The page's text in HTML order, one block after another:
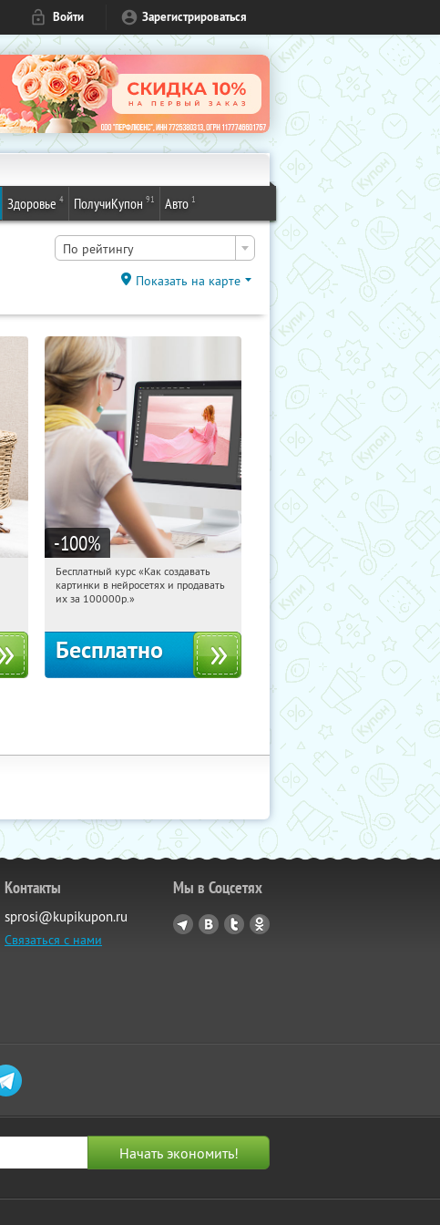
Войти Зарегистрироваться
Здоровье 4 ПолучиКупон 91 Авто 1
По рейтингу
Показать на карте
-100%
16:46:06 Получили:
Россия
Бесплатный курс «Как создавать
картинки в нейросетях и продавать
их за 100000р.»
Бесплатно
Контакты
sprosi@kupikupon.ru
Связаться с нами
Мы в Соцсетях